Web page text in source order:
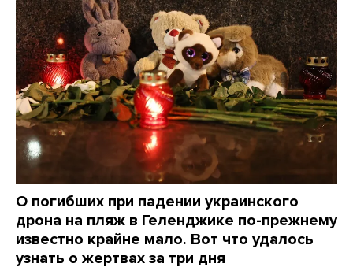
О погибших при падении украинского
дрона на пляж в Геленджике по-прежнему
известно крайне мало. Вот что удалось
узнать о жертвах за три дня